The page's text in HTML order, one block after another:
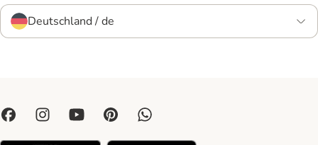
Deutschland / de